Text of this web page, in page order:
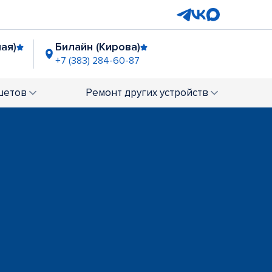
Билайн (Кирова)
+7 (383) 284-60-87
(383) 285-95-97
"Березовая Роща"
Ремонт других устройств